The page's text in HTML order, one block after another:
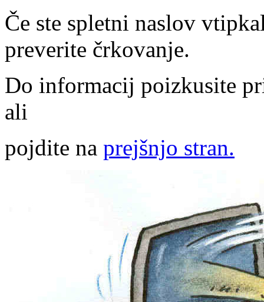
Če ste spletni naslov
preverite črkovanje.
Do informacij poizkusite
ali
pojdite na prejšnjo stran.